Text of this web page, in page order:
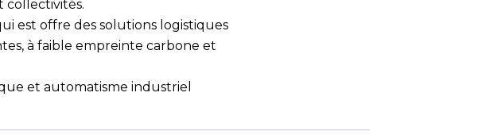
collectivités.
est offre des solutions logistiques
à faible empreinte carbone et
et automatisme industriel